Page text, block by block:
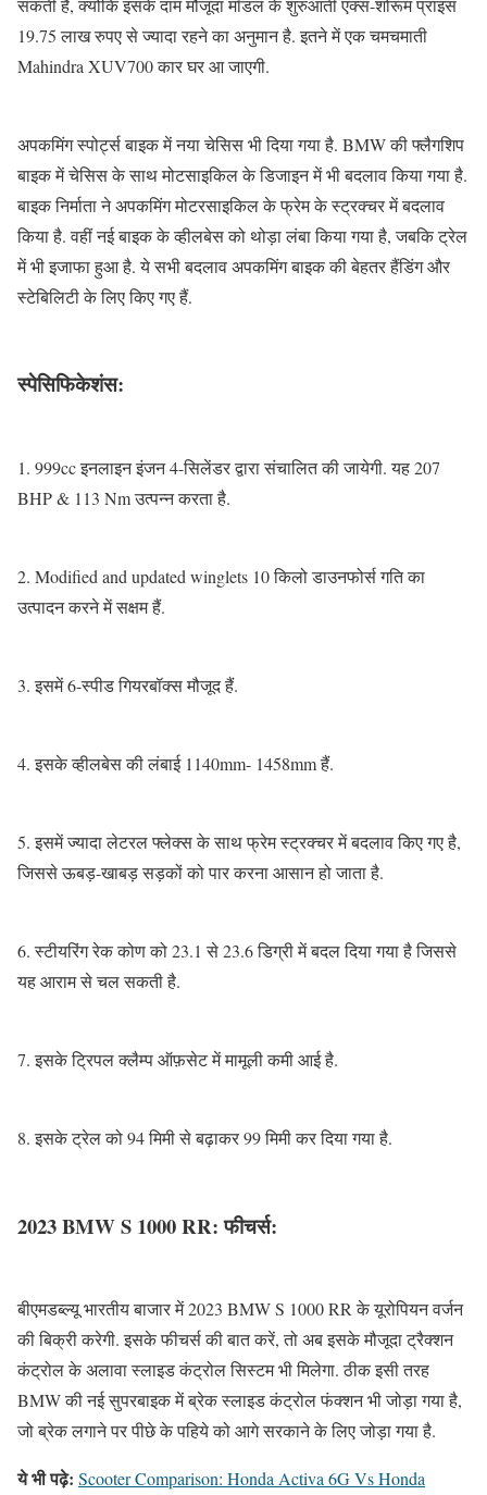
19.75 लाख रुपए से ज्यादा रहने का अनुमान है. इतने में एक चमचमाती
Mahindra XUV700 कार घर आ जाएगी.
अपकमिंग स्पोर्ट्स बाइक में नया चेसिस भी दिया गया है. BMW की फ्लैगशिप
बाइक में चेसिस के साथ मोटसाइकिल के डिजाइन में भी बदलाव किया गया है.
बाइक निर्माता ने अपकमिंग मोटरसाइकिल के फ्रेम के स्ट्रक्चर में बदलाव
किया है. वहीं नई बाइक के व्हीलबेस को थोड़ा लंबा किया गया है, जबकि ट्रेल
में भी इजाफा हुआ है. ये सभी बदलाव अपकमिंग बाइक की बेहतर हैंडिंग और
स्टेबिलिटी के लिए किए गए हैं.
स्पेसिफिकेशंस:
1. 999cc इनलाइन इंजन 4-सिलेंडर द्वारा संचालित की जायेगी. यह 207
BHP & 113 Nm उत्पन्न करता है.
2. Modified and updated winglets 10 किलो डाउनफोर्स गति का
उत्पादन करने में सक्षम हैं.
3. इसमें 6-स्पीड गियरबॉक्स मौजूद हैं.
4. इसके व्हीलबेस की लंबाई 1140mm- 1458mm हैं.
5. इसमें ज्यादा लेटरल फ्लेक्स के साथ फ्रेम स्ट्रक्चर में बदलाव किए गए है,
जिससे ऊबड़-खाबड़ सड़कों को पार करना आसान हो जाता है.
6. स्टीयरिंग रेक कोण को 23.1 से 23.6 डिग्री में बदल दिया गया है जिससे
यह आराम से चल सकती है.
7. इसके ट्रिपल क्लैम्प ऑफ़सेट में मामूली कमी आई है.
8. इसके ट्रेल को 94 मिमी से बढ़ाकर 99 मिमी कर दिया गया है.
2023 BMW S 1000 RR: फीचर्स:
बीएमडब्ल्यू भारतीय बाजार में 2023 BMW S 1000 RR के यूरोपियन वर्जन
की बिक्री करेगी. इसके फीचर्स की बात करें, तो अब इसके मौजूदा ट्रैक्शन
कंट्रोल के अलावा स्लाइड कंट्रोल सिस्टम भी मिलेगा. ठीक इसी तरह
BMW की नई सुपरबाइक में ब्रेक स्लाइड कंट्रोल फंक्शन भी जोड़ा गया है,
जो ब्रेक लगाने पर पीछे के पहिये को आगे सरकाने के लिए जोड़ा गया है.
ये भी पढ़े: Scooter Comparison: Honda Activa 6G Vs Honda